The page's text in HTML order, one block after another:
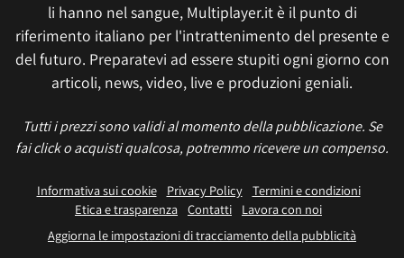
li hanno nel sangue, Multiplayer.it è il punto di
riferimento italiano per l'intrattenimento del presente e
del futuro. Preparatevi ad essere stupiti ogni giorno con
articoli, news, video, live e produzioni geniali.
Tutti i prezzi sono validi al momento della pubblicazione. Se
fai click o acquisti qualcosa, potremmo ricevere un compenso.
Informativa sui cookie Privacy Policy
Termini e condizioni
Etica e trasparenza Contatti
Lavora con noi
Aggiorna le impostazioni di tracciamento della pubblicità